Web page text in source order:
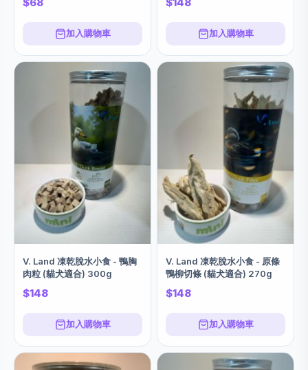
加入購物車 加入購物車
V. Land 凍乾脫水小食 - 鴨胸
肉粒 (貓犬適合) 300g
$148
加入購物車
V. Land 凍乾脫水小食 - 原條
鴨柳切條 (貓犬適合) 270g
$148
加入購物車